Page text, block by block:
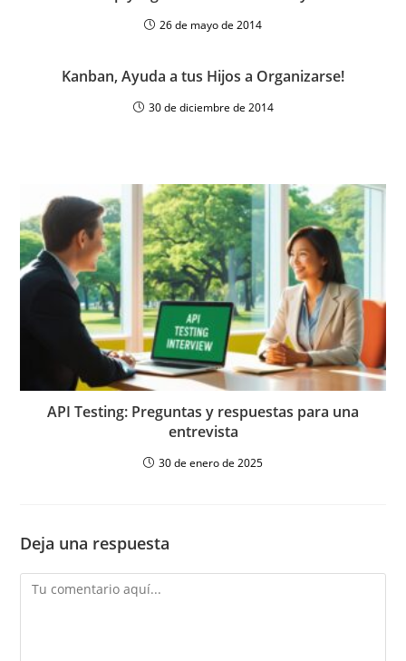
26 de mayo de 2014
Kanban, Ayuda a tus Hijos a Organizarse!
30 de diciembre de 2014
API Testing: Preguntas y respuestas para una
entrevista
30 de enero de 2025
Deja una respuesta